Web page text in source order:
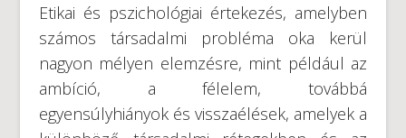
Etikai és pszichológiai értekezés, amelyben
számos társadalmi probléma oka kerül
nagyon mélyen elemzésre, mint például az
ambíció, a félelem, továbbá
egyensúlyhiányok és visszaélések, amelyek a